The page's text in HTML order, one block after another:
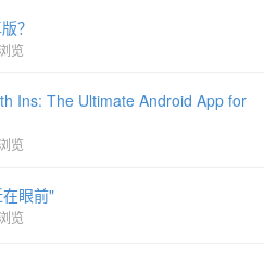
？
览
Ins: The Ultimate Android App for
览
眼前"
览